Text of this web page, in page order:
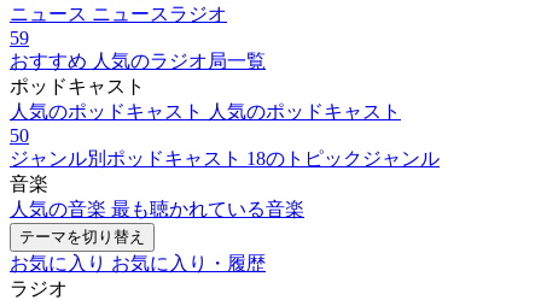
ニュース ニュースラジオ
59
おすすめ 人気のラジオ局一覧
ポッドキャスト
人気のポッドキャスト
人気のポッドキャスト
50
ジャンル別ポッドキャスト 18のトピックジャンル
音楽
人気の音楽 最も聴かれている音楽
テーマを切り替え
お気に入り お気に入り・履歴
ラジオ